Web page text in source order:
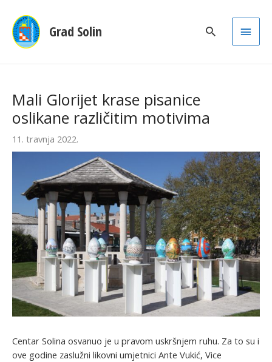
Grad Solin
Main
Mali Glorijet krase pisanice
oslikane različitim motivima
11. travnja 2022.
Centar Solina osvanuo je u pravom uskršnjem ruhu. Za to su i
ove godine zaslužni likovni umjetnici Ante Vukić, Vice